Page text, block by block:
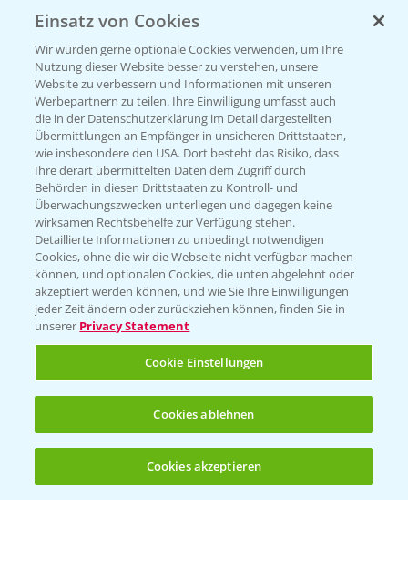
Beratung auf WhatsApp
T.+49 (0)174 346 564 1
KONTAKT
Hilfe in Notfällen
T.+49 (0)214/30-20220
Folgen Sie uns
Allgemeine Nutzungsbedingungen
Datenschutzerklärung
Einsatz von Cookies
Wir würden gerne optionale Cookies verwenden, um Ihre
Nutzung dieser Website besser zu verstehen, unsere
Website zu verbessern und Informationen mit unseren
Werbepartnern zu teilen. Ihre Einwilligung umfasst auch
die in der Datenschutzerklärung im Detail dargestellten
Übermittlungen an Empfänger in unsicheren Drittstaaten,
wie insbesondere den USA. Dort besteht das Risiko, dass
Ihre derart übermittelten Daten dem Zugriff durch
Behörden in diesen Drittstaaten zu Kontroll- und
Überwachungszwecken unterliegen und dagegen keine
wirksamen Rechtsbehelfe zur Verfügung stehen.
Detaillierte Informationen zu unbedingt notwendigen
Cookies, ohne die wir die Webseite nicht verfügbar machen
können, und optionalen Cookies, die unten abgelehnt oder
akzeptiert werden können, und wie Sie Ihre Einwilligungen
jeder Zeit ändern oder zurückziehen können, finden Sie in
unserer Privacy Statement
Cookie Einstellungen
Cookies ablehnen
Cookies akzeptieren